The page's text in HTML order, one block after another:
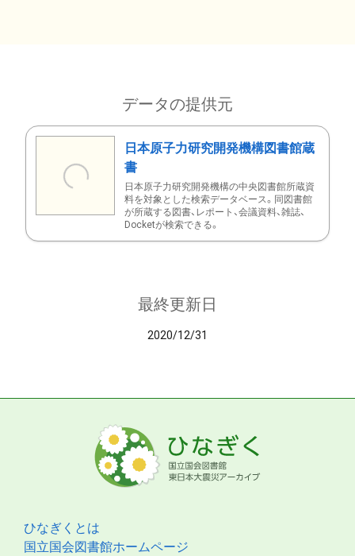
データの提供元
日本原子力研究開発機構図書館蔵
書
日本原子力研究開発機構の中央図書館所蔵資
料を対象とした検索データベース。同図書館
が所蔵する図書、レポート、会議資料、雑誌、
Docketが検索できる。
最終更新日
2020/12/31
ひなぎくとは
国立国会図書館ホームページ